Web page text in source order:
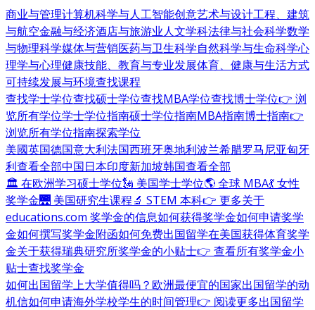
商业与管理计算机科学与人工智能创意艺术与设计工程、建筑
与航空金融与经济酒店与旅游业人文学科法律与社会科学数学
与物理科学媒体与营销医药与卫生科学自然科学与生命科学心
理学与心理健康技能、教育与专业发展体育、健康与生活方式
可持续发展与环境查找课程
查找学士学位查找硕士学位查找MBA学位查找博士学位👉 浏
览所有学位学士学位指南硕士学位指南MBA指南博士指南👉
浏览所有学位指南探索学位
美國英国德国意大利法国西班牙奥地利波兰希腊罗马尼亚匈牙
利查看全部中国日本印度新加坡韩国查看全部
🏛 在欧洲学习硕士学位🗽 美国学士学位🌎 全球 MBA💃 女性
奖学金🌉 美国研究生课程🔬 STEM 本科👉 更多关于
educations.com 奖学金的信息如何获得奖学金如何申请奖学
金如何撰写奖学金附函如何免费出国留学在美国获得体育奖学
金关于获得瑞典研究所奖学金的小贴士👉 查看所有奖学金小
贴士查找奖学金
如何出国留学上大学值得吗？ 欧洲最便宜的国家出国留学的动
机信如何申请海外学校学生的时间管理👉 阅读更多出国留学